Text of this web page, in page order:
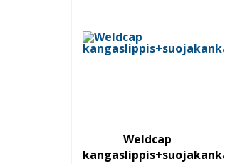
Weldcap
kangaslippis+suojakankaat